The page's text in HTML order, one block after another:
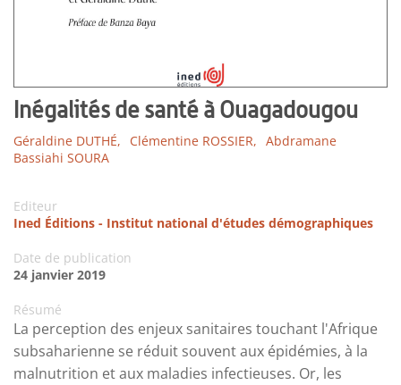
Inégalités de santé à Ouagadougou
Géraldine DUTHÉ, Clémentine ROSSIER, Abdramane
Bassiahi SOURA
Editeur
Ined Éditions - Institut national d'études démographiques
Date de publication
24 janvier 2019
Résumé
La perception des enjeux sanitaires touchant l'Afrique
subsaharienne se réduit souvent aux épidémies, à la
malnutrition et aux maladies infectieuses. Or, les